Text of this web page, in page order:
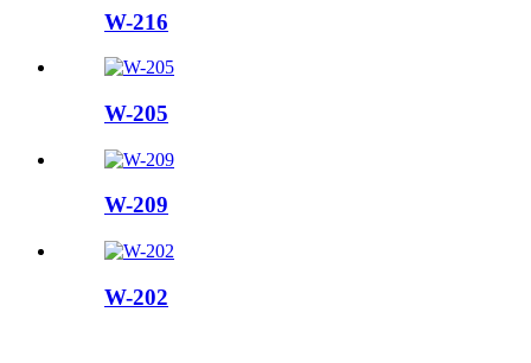
W-216
W-205
W-209
W-202